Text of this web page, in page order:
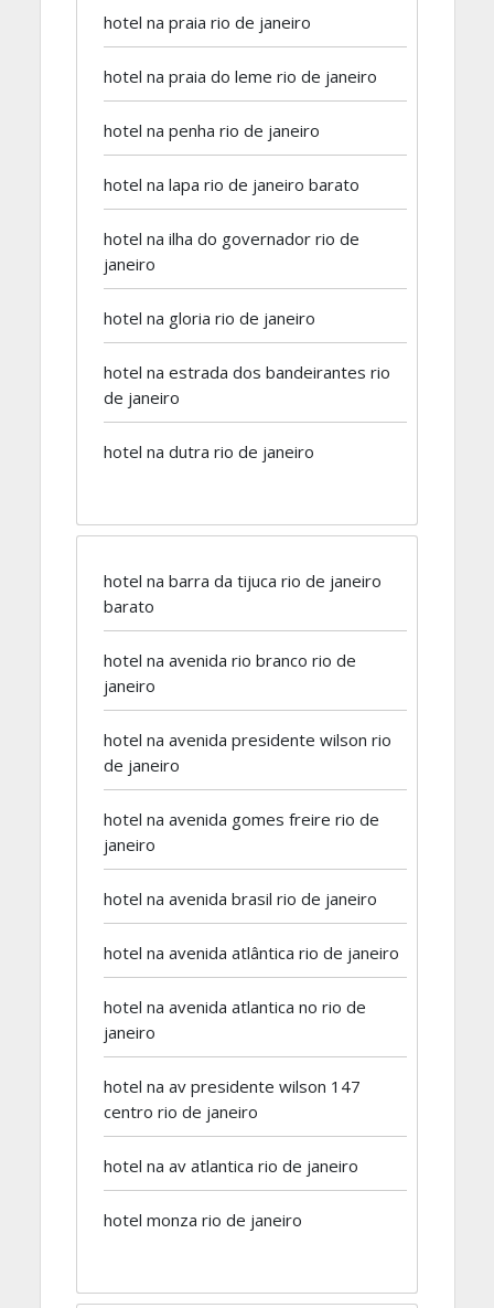
hotel na praia rio de janeiro
hotel na praia do leme rio de janeiro
hotel na penha rio de janeiro
hotel na lapa rio de janeiro barato
hotel na ilha do governador rio de
janeiro
hotel na gloria rio de janeiro
hotel na estrada dos bandeirantes rio
de janeiro
hotel na dutra rio de janeiro
hotel na barra da tijuca rio de janeiro
barato
hotel na avenida rio branco rio de
janeiro
hotel na avenida presidente wilson rio
de janeiro
hotel na avenida gomes freire rio de
janeiro
hotel na avenida brasil rio de janeiro
hotel na avenida atlântica rio de janeiro
hotel na avenida atlantica no rio de
janeiro
hotel na av presidente wilson 147
centro rio de janeiro
hotel na av atlantica rio de janeiro
hotel monza rio de janeiro